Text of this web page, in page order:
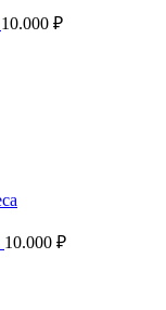
10.000 ₽
10.000 ₽